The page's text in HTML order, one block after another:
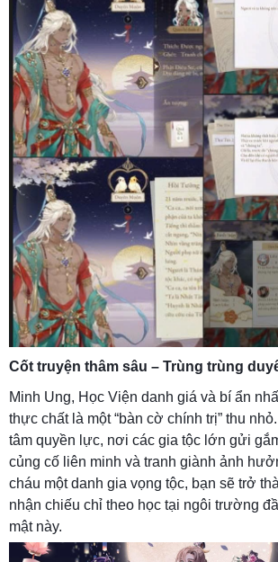
Cốt truyện thâm sâu – Trùng trùng
Minh Ung, Học Viện danh giá và bí ẩn
thực chất là một “bàn cờ chính trị” thu
tâm quyền lực, nơi các gia tộc lớn gửi
củng cố liên minh và tranh giành ảnh
cháu một danh gia vọng tộc, bạn sẽ trở
nhận chiếu chỉ theo học tại ngôi trường
mật này.